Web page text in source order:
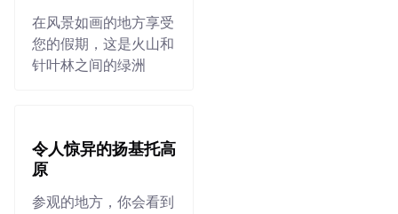
在风景如画的地方享受
您的假期，这是火山和
针叶林之间的绿洲
令人惊异的扬基托高
原
参观的地方，你会看到